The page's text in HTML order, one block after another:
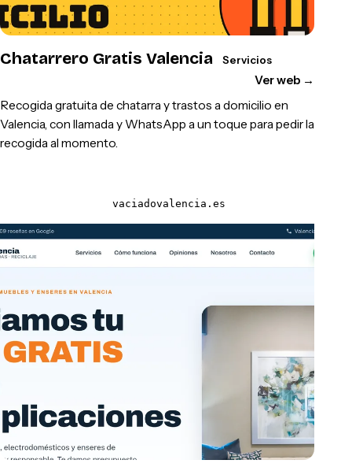
Chatarrero Gratis Valencia Servicios
Ver web →
Recogida gratuita de chatarra y trastos a domicilio en
Valencia, con llamada y WhatsApp a un toque para pedir la
recogida al momento.
vaciadovalencia.es